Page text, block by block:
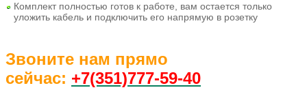
Комплект полностью готов к работе , вам остается только
уложить кабель и подключить его напрямую в розетку
Звоните нам прямо
сейчас: +7(351)777-59-40